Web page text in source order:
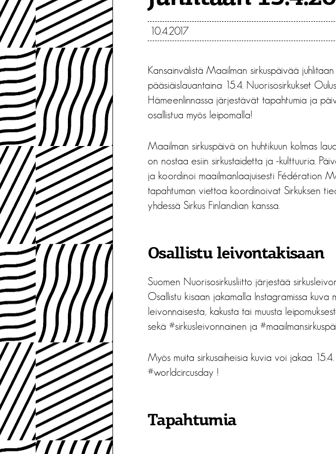
10.4.2017
Kansainvälistä Maailman sirkuspäivää
pääsiäislauantaina 15.4. Nuorisosirkukset
Hämeenlinnassa järjestävät tapahtumia ja
osallistua myös leipomalla!
Maailman sirkuspäivä on huhtikuun kolmas
on nostaa esiin sirkustaidetta ja -kulttuuria.
ja koordinoi maailmanlaajuisesti Fédération
tapahtuman viettoa koordinoivat Sirkuksen
yhdessä Sirkus Finlandian kanssa.
Osallistu leivontakisaan
Suomen Nuorisosirkusliitto järjestää
Osallistu kisaan jakamalla Instagramissa kuva
leivonnaisesta, kakusta tai muusta
sekä #sirkusleivonnainen ja
Myös muita sirkusaiheisia kuvia voi jakaa
#worldcircusday !
Tapahtumia